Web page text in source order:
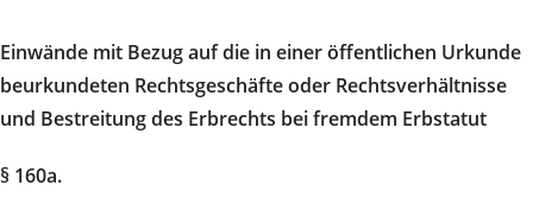
Einwände mit Bezug auf die in einer öffentlichen Urkunde
beurkundeten Rechtsgeschäfte oder Rechtsverhältnisse
und Bestreitung des Erbrechts bei fremdem Erbstatut
§ 160a.